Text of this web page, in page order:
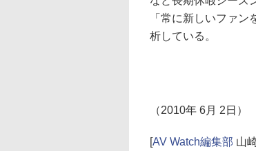
「常に新しいファ
析している。
（2010年 6月 2日）
[AV Watch編集部 山